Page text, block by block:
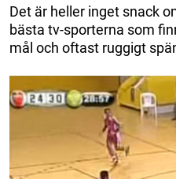
Det är heller inget snack
bästa tv-sporterna som
mål och oftast ruggigt